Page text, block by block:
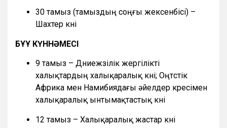
30 тамыз (тамыздың соңғы жексенбісі) –
Шахтер күні
БҰҰ КҮННӘМЕСІ
9 тамыз – Дүниежүзілік жергілікті
халықтардың халықаралық күні; Оңтүстік
Африка мен Намибиядағы әйелдер күресімен
халықаралық ынтымақтастық күні
12 тамыз – Халықаралық жастар күні